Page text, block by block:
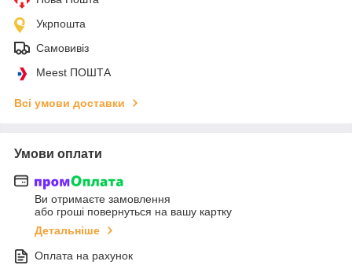
Укрпошта
Самовивіз
Meest ПОШТА
Всі умови доставки
Умови оплати
Ви отримаєте замовлення
або гроші повернуться на вашу картку
Детальніше
Оплата на рахунок